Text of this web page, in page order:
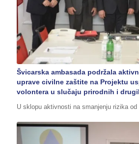
Švicarska ambasada podržala
uprave civilne zaštite na Projektu
volontera u slučaju prirodnih i
U sklopu aktivnosti na smanjenju rizika